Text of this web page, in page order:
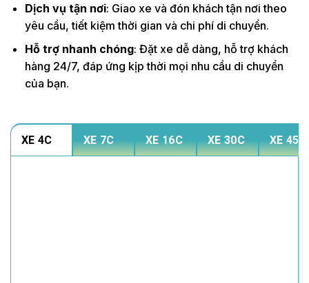
Dịch vụ tận nơi: Giao xe và đón khách tận nơi theo
yêu cầu, tiết kiệm thời gian và chi phí di chuyển.
Hỗ trợ nhanh chóng: Đặt xe dễ dàng, hỗ trợ khách
hàng 24/7, đáp ứng kịp thời mọi nhu cầu di chuyển
của bạn.
XE 4C XE 7C XE 16C XE 30C XE 45C